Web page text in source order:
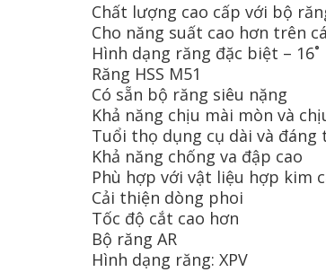
Chất lượng cao cấp với bộ
Cho năng suất cao hơn trên
Hình dạng răng đặc biệt – 16˚
Răng HSS M51
Có sẵn bộ răng siêu nặng
Khả năng chịu mài mòn và
Tuổi thọ dụng cụ dài và đáng
Khả năng chống va đập cao
Phù hợp với vật liệu hợp kim
Cải thiện dòng phoi
Tốc độ cắt cao hơn
Bộ răng AR
Hình dạng răng: XPV